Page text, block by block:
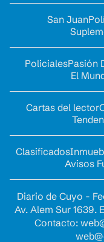
San Juan
PolicialesPasión
El
Cartas del lector
Clasificados
Avisos
Diario de Cuyo -
Av. Alem Sur 1639.
Contacto: